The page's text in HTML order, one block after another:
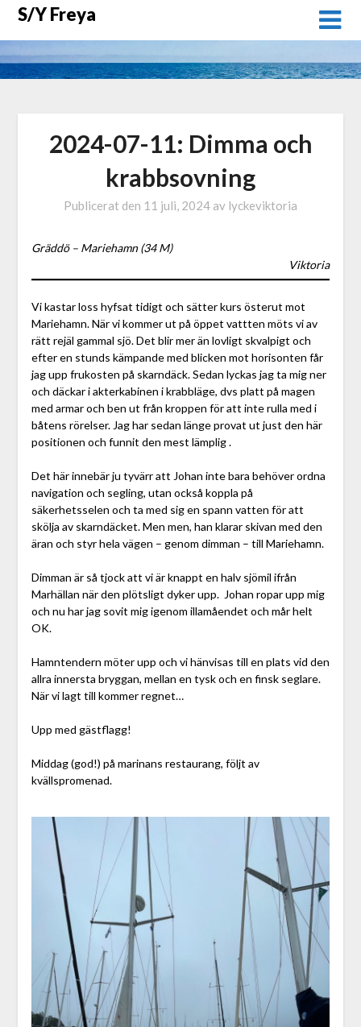
Hoppa
innehåll
S/Y Freya
2024-07-11: Dimma och
krabbsovning
Publicerat den 11 juli, 2024 av lyckeviktoria
Gräddö – Mariehamn (34 M)
Viktoria
Vi kastar loss hyfsat tidigt och sätter kurs österut mot
Mariehamn. När vi kommer ut på öppet vattten möts vi av
rätt rejäl gammal sjö. Det blir mer än lovligt skvalpigt och
efter en stunds kämpande med blicken mot horisonten får
jag upp frukosten på skarndäck. Sedan lyckas jag ta mig ner
och däckar i akterkabinen i krabbläge, dvs platt på magen
med armar och ben ut från kroppen för att inte rulla med i
båtens rörelser. Jag har sedan länge provat ut just den här
positionen och funnit den mest lämplig .
Det här innebär ju tyvärr att Johan inte bara behöver ordna
navigation och segling, utan också koppla på
säkerhetsselen och ta med sig en spann vatten för att
skölja av skarndäcket. Men men, han klarar skivan med den
äran och styr hela vägen – genom dimman – till Mariehamn.
Dimman är så tjock att vi är knappt en halv sjömil ifrån
Marhällan när den plötsligt dyker upp. Johan ropar upp mig
och nu har jag sovit mig igenom illamåendet och mår helt
OK.
Hamntendern möter upp och vi hänvisas till en plats vid den
allra innersta bryggan, mellan en tysk och en finsk seglare.
När vi lagt till kommer regnet…
Upp med gästflagg!
Middag (god!) på marinans restaurang, följt av
kvällspromenad.